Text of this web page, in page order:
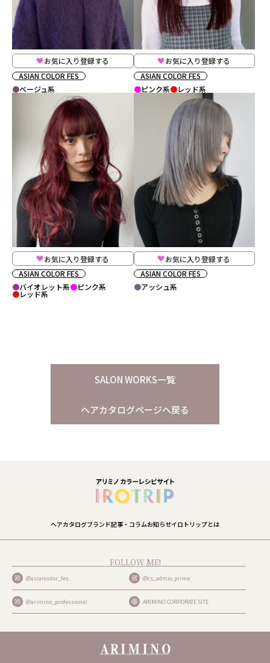
お気に入り登録する
ASIAN COLOR FES
ベージュ系
お気に入り登録する
ASIAN COLOR FES
ピンク系
レッド系
お気に入り登録する
ASIAN COLOR FES
バイオレット系
ピンク系
レッド系
お気に入り登録する
ASIAN COLOR FES
アッシュ系
SALON WORKS一覧
ヘアカタログページへ戻る
ヘアカタログブランド記事・コラムお知らせイロトリップとは
FOLLOW ME!
@asiancolor_fes @cs_admio.prime
@arimino_professional ARIMINO CORPORATE SITE